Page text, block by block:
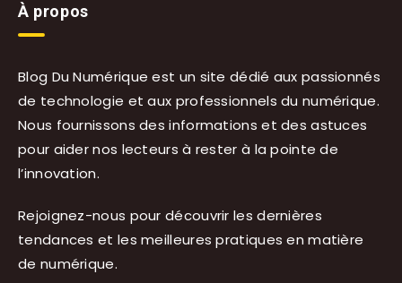
À propos
Blog Du Numérique est un site dédié aux passionnés
de technologie et aux professionnels du numérique.
Nous fournissons des informations et des astuces
pour aider nos lecteurs à rester à la pointe de
l’innovation.
Rejoignez-nous pour découvrir les dernières
tendances et les meilleures pratiques en matière
de numérique.